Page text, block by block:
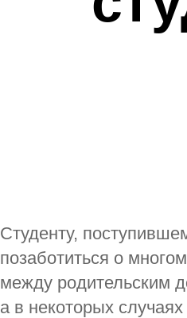
Студенту,
позаботиться о
между родительским
а в некоторых